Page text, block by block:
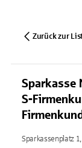
Zurück zur
Sparkasse
S-
Sparkassenplatz